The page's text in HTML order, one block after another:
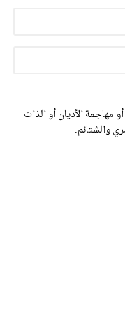
مهاجمة الأديان أو الذات
والشتائم.